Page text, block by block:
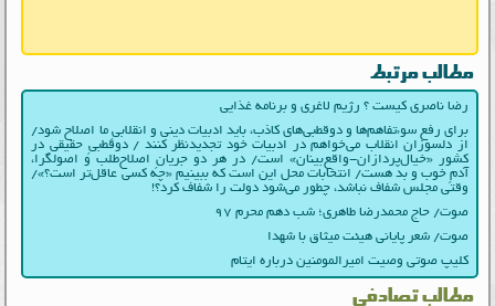
مطالب مرتبط
رضا ناصری کیست ؟ رژیم لاغری و برنامه غذایی
برای رفع سوءتفاهم‌ها و دوقطبی‌های کاذب، باید ادبیات دینی و انقلابیِ ما اصلاح شود/
از دلسوزان انقلاب می‌خواهم در ادبیات‌ خود تجدیدنظر کنند / دوقطبیِ حقیقی در
کشور «خیال‌پردازان-واقع‌بینان» است/ در هر دو جریانِ اصلاح‌طلب و اصولگرا،
آدمِ خوب و بد هست/ انتخابات محل این است که ببینیم «چه کسی عاقل‌تر است؟»/
وقتی مجلس شفاف نباشد، چطور می‌شود دولت را شفاف کرد؟!
صوت/ حاج محمدرضا طاهری؛ شب دهم محرم ۹۷
صوت/ شعر پایانی هیئت میثاق با شهدا
کلیپ صوتی وصیت امیرالمومنین درباره ایتام
مطالب تصادفی